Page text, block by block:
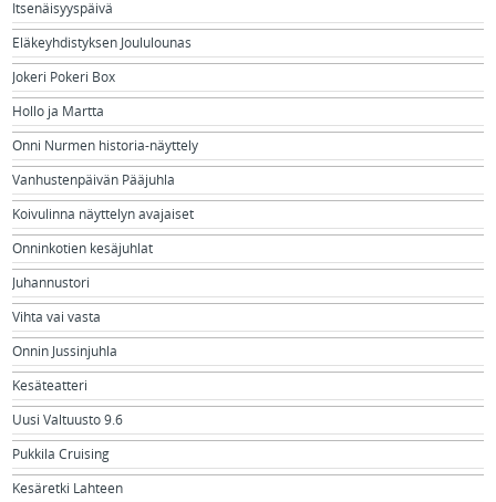
Itsenäisyyspäivä
Eläkeyhdistyksen Joululounas
Jokeri Pokeri Box
Hollo ja Martta
Onni Nurmen historia-näyttely
Vanhustenpäivän Pääjuhla
Koivulinna näyttelyn avajaiset
Onninkotien kesäjuhlat
Juhannustori
Vihta vai vasta
Onnin Jussinjuhla
Kesäteatteri
Uusi Valtuusto 9.6
Pukkila Cruising
Kesäretki Lahteen